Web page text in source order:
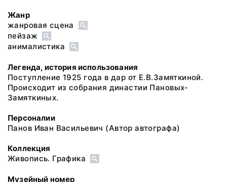
Жанр
жанровая сцена
пейзаж
анималистика
Легенда, история использования
Поступление 1925 года в дар от Е.В.Замяткиной.
Происходит из собрания династии Пановых-
Замяткиных.
Персоналии
Панов Иван Васильевич (Автор автографа)
Коллекция
Живопись. Графика
Музейный номер